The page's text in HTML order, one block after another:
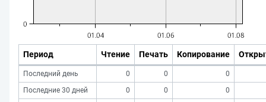
Период Чтение Печать Копирование
Последний день 0 0
0
Последние 30 дней
0 0
0